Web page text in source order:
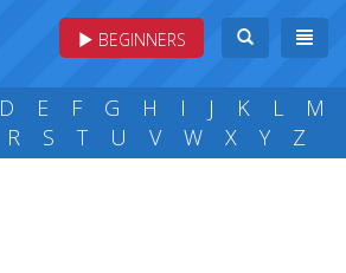
BEGINNERS
D E F G H I J K L
M
R S T U V W X Y Z